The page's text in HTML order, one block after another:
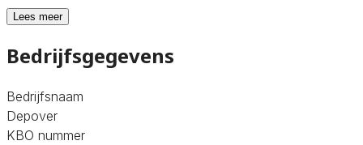
Lees meer
Bedrijfsgegevens
Bedrijfsnaam
Depover
KBO nummer